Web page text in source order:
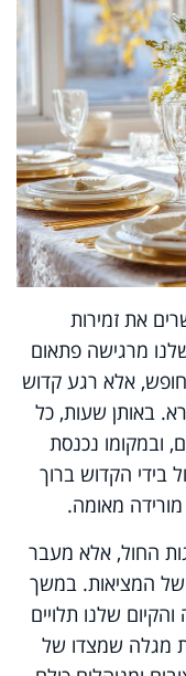
את זמירות
מרגישה פתאום
אלא רגע קדוש
באותן שעות, כל
ובמקומו נכנסת
בידי הקדוש ברוך
מאומה.
החול, אלא מעבר
המציאות. במשך
שלנו תלויים
מגלה שמצדו של